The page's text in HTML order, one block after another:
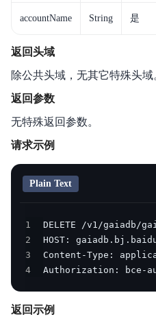
相关协议
accountName String 是
返回头域
除公共头域，无其它特殊头域
返回参数
无特殊返回参数。
请求示例
Plain Text
1
2
3
4
Authorization: bce-
返回示例